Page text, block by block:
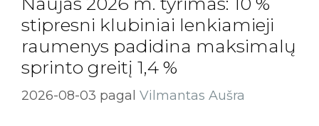
stipresni klubiniai lenkiamieji
raumenys padidina maksimalų
sprinto greitį 1,4 %
2026-08-03 pagal Vilmantas Aušra